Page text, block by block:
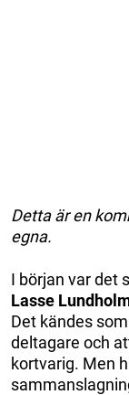
Detta är en
egna.
I början var det
Lasse
Det kändes
deltagare och
kortvarig. Men